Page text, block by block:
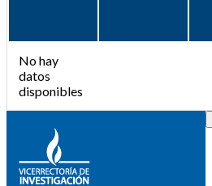
No hay
datos
disponibles